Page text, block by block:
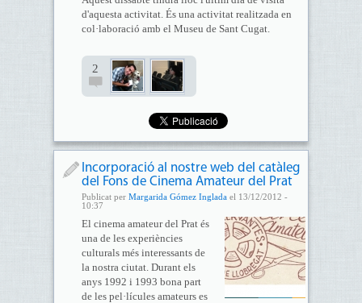
d'aquesta activitat. És una activitat realitzada en
col·laboració amb el Museu de Sant Cugat.
2
Incorporació al nostre web del catàleg
del Fons de Cinema Amateur del Prat
Publicat per Margarida Gómez Ingladael 13/12/2012 -
10:37
El cinema amateur del Prat és
una de les experiències
culturals més interessants de
la nostra ciutat. Durant els
anys 1992 i 1993 bona part
de les pel·lícules amateurs es